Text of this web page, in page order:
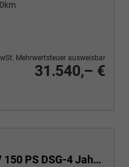
31.540,– €
Mehrwertsteuer ausweisbar
Selection 1,5 TSI mHEV 150 PS DSG-4 Jahre Garantie-Anhängerkupplung schwenkbar-PDC vorne und hinten-Sitzheizung-Smart Link